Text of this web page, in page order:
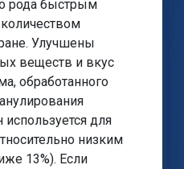
рода быстрым
Улучшены
веществ и вкус
обработанного
для
низким
13%). Если